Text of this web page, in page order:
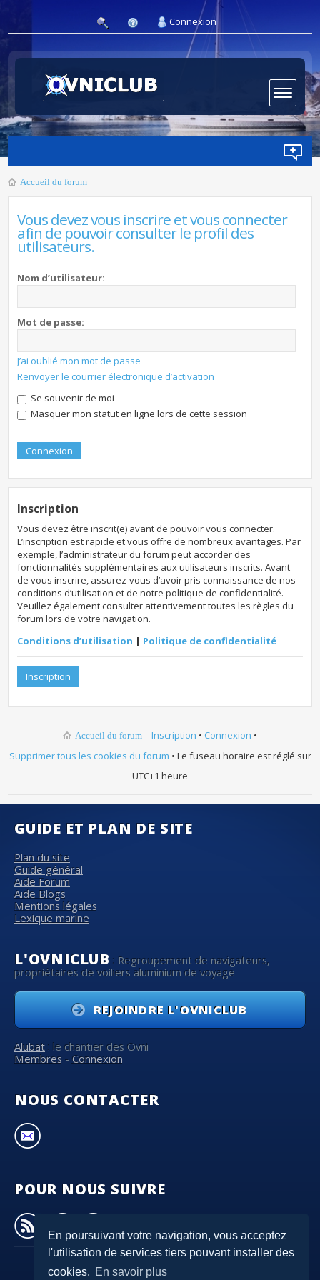
En poursuivant votre navigation, vous acceptez
l'utilisation de services tiers pouvant installer des
cookies. En savoir plus
Connexion
Accueil du forum
Vous devez vous inscrire et vous connecter
afin de pouvoir consulter le profil des
utilisateurs.
Nom d’utilisateur:
Mot de passe:
J’ai oublié mon mot de passe
Renvoyer le courrier électronique d’activation
Se souvenir de moi
Masquer mon statut en ligne lors de cette session
Inscription
Vous devez être inscrit(e) avant de pouvoir vous connecter.
L’inscription est rapide et vous offre de nombreux avantages. Par
exemple, l’administrateur du forum peut accorder des
fonctionnalités supplémentaires aux utilisateurs inscrits. Avant
de vous inscrire, assurez-vous d’avoir pris connaissance de nos
conditions d’utilisation et de notre politique de confidentialité.
Veuillez également consulter attentivement toutes les règles du
forum lors de votre navigation.
Conditions d’utilisation | Politique de confidentialité
Inscription
Accueil du forum Inscription • Connexion •
Supprimer tous les cookies du forum • Le fuseau horaire est réglé sur
UTC+1 heure
GUIDE ET PLAN DE SITE
Plan du site
Guide général
Aide Forum
Aide Blogs
Mentions légales
Lexique marine
L'OVNICLUB : Regroupement de navigateurs,
propriétaires de voiliers aluminium de voyage
REJOINDRE L'OVNICLUB
Alubat : le chantier des Ovni
Membres - Connexion
NOUS CONTACTER
POUR NOUS SUIVRE